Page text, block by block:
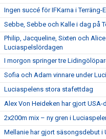
Ingen succé för IFKarna i Terräng-
Sebbe, Sebbe och Kalle i dag på
Philip, Jacqueline, Sixten och
Luciaspelslördagen
I morgon springer tre
Sofia och Adam vinnare under
Luciaspelens stora stafettdag
Alex Von Heideken har gjort
2x200m mix – ny gren i
Mellanie har gjort säsongsdebut i